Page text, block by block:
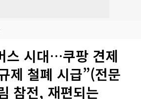
스 시대…쿠팡 견제
제 철폐 시급”(전문
참전, 재편되는